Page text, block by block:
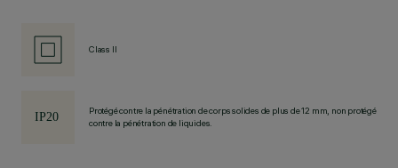
Class II
Protégé contre la pénétration de corps solides de plus de 12 mm, non protégé
contre la pénétration de liquides.